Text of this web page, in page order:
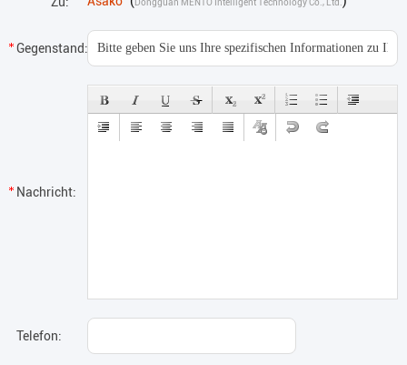
Dongguan MENTO Intelligent Technology Co., Ltd.
Gegenstand:
Nachricht:
Telefon: